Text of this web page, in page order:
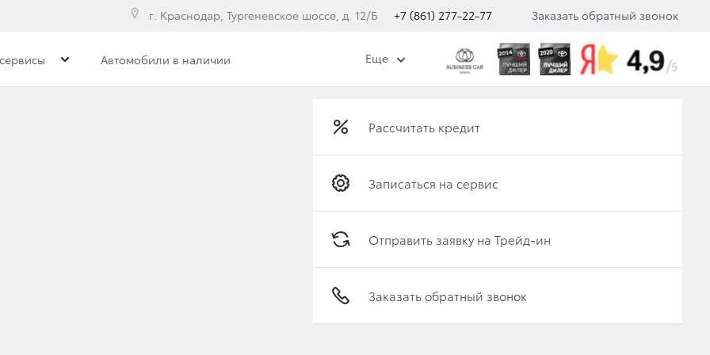
г. Краснодар, Тургеневское шоссе, д. 12/Б +7 (861) 277-22-77 Заказать обратный звонок
Получить консультацию по кредиту
Отправить заявку на Трейд-ин
Записаться на сервис
Заказать обратный звонок
Рассчитать кредит
Записаться на сервис
Отправить заявку на Трейд-ин
Заказать обратный звонок
Автомобили в наличии Еще
ПРАЗДНИКИ!